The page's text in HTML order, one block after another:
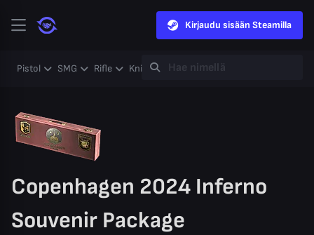
Kirjaudu sisään Steamilla
Pistol SMG Rifle Knife Gloves Heavy
Copenhagen 2024 Inferno
Souvenir Package